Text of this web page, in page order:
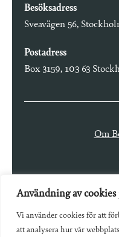
Användning av
Vi använder cookies för att
att analysera hur vår
Besöksadress
Sveavägen 56,
Postadress
Box 3159, 103 63
Om